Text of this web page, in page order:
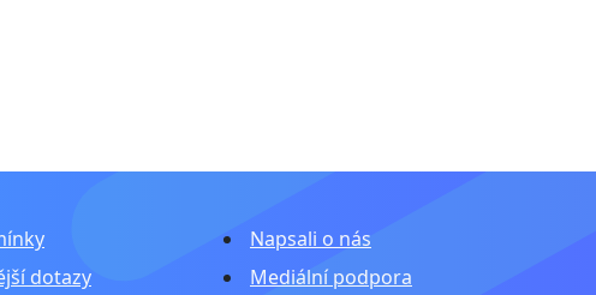
dotazy
Napsali o nás
Mediální podpora